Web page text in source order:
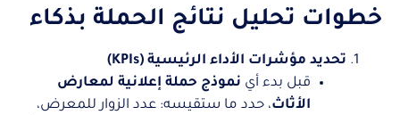
خطوات تحليل نتائج الحملة بذكاء
تحديد مؤشرات الأداء الرئيسية (KPIs)
قبل بدء أي نموذج حملة إعلانية لمعارض
الأثاث، حدد ما ستقيسه: عدد الزوار للمعرض،